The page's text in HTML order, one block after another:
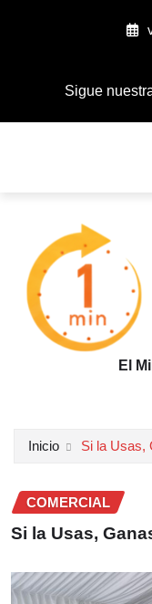
Sigue
El
Inicio Si la Usas,
COMERCIAL
Si la Usas,